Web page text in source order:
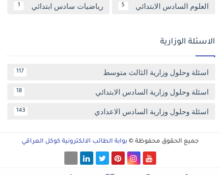
العلوم السادس الابتدائي 5 رياضيات سادس ابتدائي 1
الاسئلة الوزارية
اسئلة وحلول وزارية الثالث متوسط 117
اسئلة وحلول وزارية السادس الابتدائي 18
اسئلة وحلول وزارية السادس الاعدادي 143
جميع الحقوق محفوظة © بوابة الطالب الالكترونية كوكل العراقي